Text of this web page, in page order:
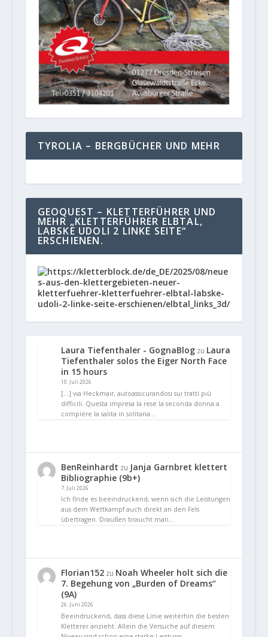
TYROLIA – BERGBÜCHER UND MEHR
GEOQUEST – KLETTERFÜHRER UND
MEHR „KLETTERFÜHRER ELBTAL,
LABSKE UDOLI 2 LINKE SEITE“
ERSCHIENEN.
Laura Tiefenthaler - GognaBlogzu Laura
Tiefenthaler solos the Eiger North Face
in 15 hours
10. Juli 2026
[…] via Heckmair, autoassicurandosi sui tratti più
difficili. Questa impresa la rese la seconda donna a
compiere la salita in solitaria…
BenReinhardt zu Janja Garnbret klettert
Bibliographie (9b+)
7. Juli 2026
Ich finde es beeindruckend, wenn sich die Leistungen
aus dem Wettkampf auch direkt an den Fels
übertragen. Draußen braucht man…
Florian152zu Noah Wheeler holt sich die
7. Begehung von „Burden of Dreams“
(9A)
26. Juni 2026
Beeindruckend, dass diese Linie weiterhin die besten
Kletterer anzieht. Allein die Versuche auf diesem